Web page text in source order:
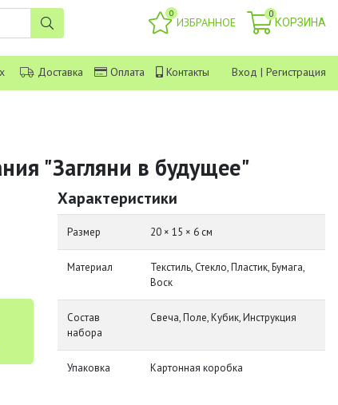
0
ИЗБРАННОЕ
0
КОРЗИНА
Доставка Оплата Контакты Вход | Регистрация
"Загляни в будущее"
Характеристики
Размер 20 × 15 × 6 см
Материал
Текстиль, Стекло, Пластик, Бумага,
Воск
Состав
набора
Свеча, Поле, Кубик, Инструкция
Упаковка Картонная коробка